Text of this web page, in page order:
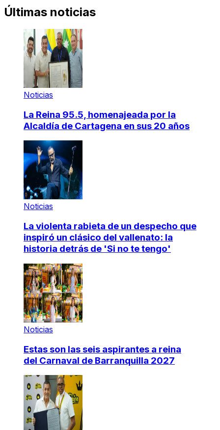
Últimas noticias
Noticias
La Reina 95.5, homenajeada por la
Alcaldía de Cartagena en sus 20 años
Noticias
La violenta rabieta de un despecho que
inspiró un clásico del vallenato: la
historia detrás de 'Si no te tengo'
Noticias
Estas son las seis aspirantes a reina
del Carnaval de Barranquilla 2027